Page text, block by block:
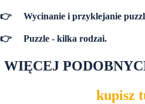
👉 Wycinanie i przyklejanie
👉 Puzzle - kilka rodzai.
WIĘCEJ
kupisz